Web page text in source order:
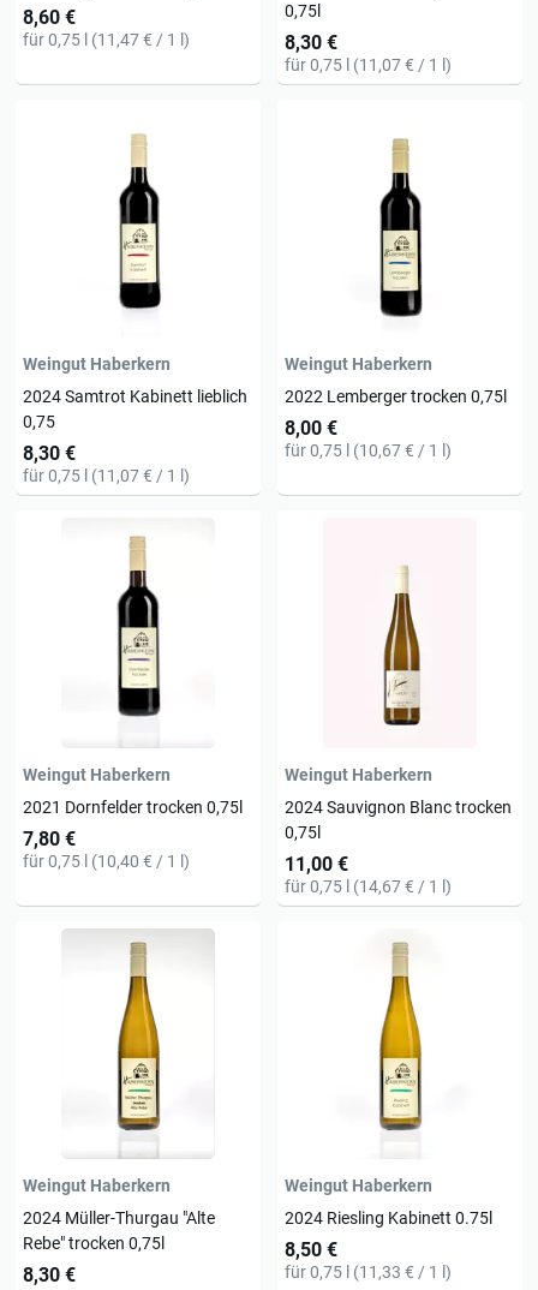
8,60 €
für 0,75 l (11,47 € / 1 l)
0,75l
8,30 €
für 0,75 l (11,07 € / 1 l)
Weingut Haberkern
2024 Samtrot Kabinett lieblich
0,75
8,30 €
für 0,75 l (11,07 € / 1 l)
Weingut Haberkern
2022 Lemberger trocken 0,75l
8,00 €
für 0,75 l (10,67 € / 1 l)
Weingut Haberkern
2021 Dornfelder trocken 0,75l
7,80 €
für 0,75 l (10,40 € / 1 l)
Weingut Haberkern
2024 Sauvignon Blanc trocken
0,75l
11,00 €
für 0,75 l (14,67 € / 1 l)
Weingut Haberkern
2024 Müller-Thurgau "Alte
Rebe" trocken 0,75l
8,30 €
Weingut Haberkern
2024 Riesling Kabinett 0.75l
8,50 €
für 0,75 l (11,33 € / 1 l)